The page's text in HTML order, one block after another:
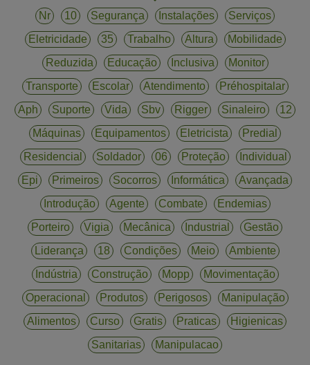
Nr 10 Segurança Instalações
Serviços
Eletricidade
35 Trabalho Altura
Mobilidade
Reduzida
Educação Inclusiva
Monitor
Transporte
Escolar Atendimento
Préhospitalar
Aph
Suporte Vida Sbv Rigger Sinaleiro
12
Máquinas
Equipamentos Eletricista
Predial
Residencial
Soldador 06 Proteção
Individual
Epi
Primeiros Socorros Informática
Avançada
Introdução
Agente Combate
Endemias
Porteiro
Vigia Mecânica Industrial
Gestão
Liderança
18 Condições Meio
Ambiente
Indústria
Construção Mopp
Movimentação
Operacional
Produtos Perigosos
Manipulação
Alimentos
Curso Gratis Praticas
Higienicas
Sanitarias
Manipulacao